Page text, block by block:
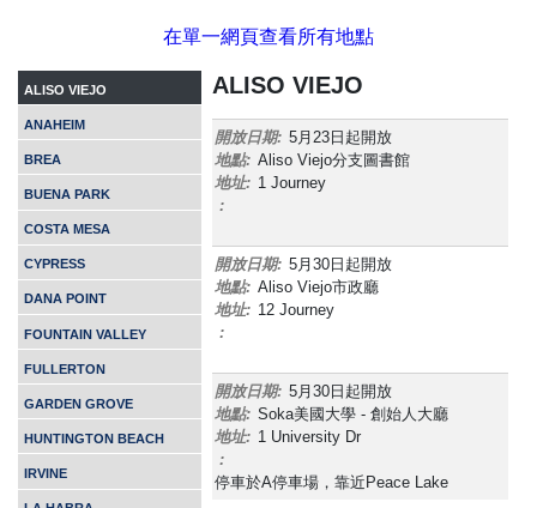
在單一網頁查看所有地點
ALISO VIEJO
ANAHEIM
BREA
BUENA PARK
COSTA MESA
CYPRESS
DANA POINT
FOUNTAIN VALLEY
FULLERTON
GARDEN GROVE
HUNTINGTON BEACH
IRVINE
ALISO VIEJO
開放日期: 5月23日起開放
地點: Aliso Viejo分支圖書館
地址: 1 Journey
:
開放日期: 5月30日起開放
地點: Aliso Viejo市政廳
地址: 12 Journey
:
開放日期: 5月30日起開放
地點: Soka美國大學 - 創始人大廳
地址: 1 University Dr
:
停車於A停車場，靠近Peace Lake